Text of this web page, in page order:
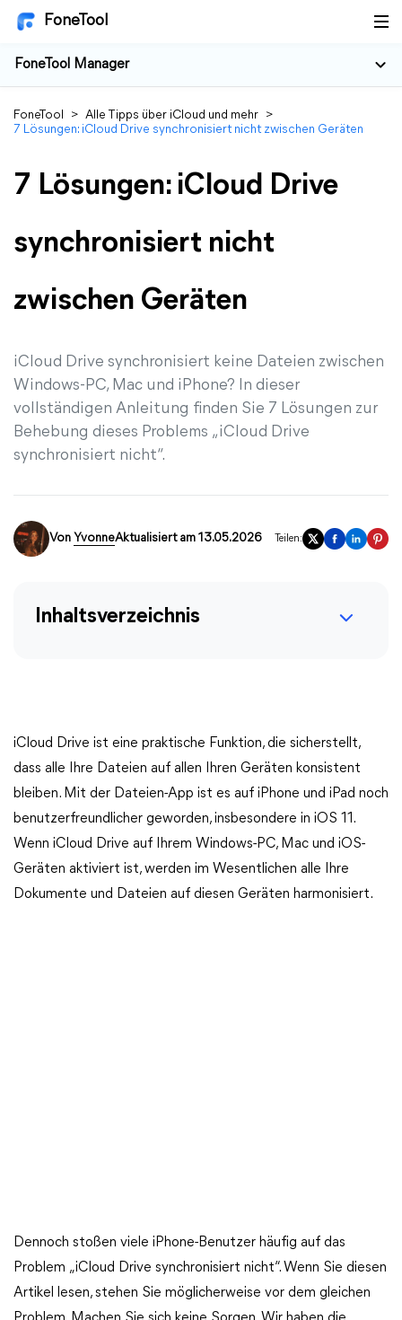
FoneTool
FoneTool Manager
FoneTool > Alle Tipps über iCloud und mehr >
7 Lösungen: iCloud Drive synchronisiert nicht zwischen Geräten
7 Lösungen: iCloud Drive
synchronisiert nicht
zwischen Geräten
iCloud Drive synchronisiert keine Dateien zwischen
Windows-PC, Mac und iPhone? In dieser
vollständigen Anleitung finden Sie 7 Lösungen zur
Behebung dieses Problems „iCloud Drive
synchronisiert nicht“.
Von YvonneAktualisiert am 13.05.2026 Teilen:
Inhaltsverzeichnis
iCloud Drive ist eine praktische Funktion, die sicherstellt,
dass alle Ihre Dateien auf allen Ihren Geräten konsistent
bleiben. Mit der Dateien-App ist es auf iPhone und iPad noch
benutzerfreundlicher geworden, insbesondere in iOS 11.
Wenn iCloud Drive auf Ihrem Windows-PC, Mac und iOS-
Geräten aktiviert ist, werden im Wesentlichen alle Ihre
Dokumente und Dateien auf diesen Geräten harmonisiert.
Dennoch stoßen viele iPhone-Benutzer häufig auf das
Problem „iCloud Drive synchronisiert nicht“. Wenn Sie diesen
Artikel lesen, stehen Sie möglicherweise vor dem gleichen